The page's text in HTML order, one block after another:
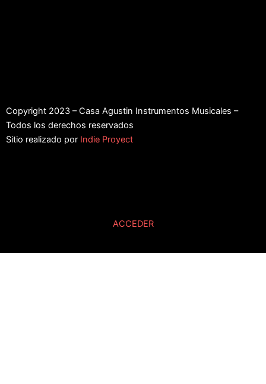
Copyright 2023 – Casa Agustin Instrumentos Musicales –
Todos los derechos reservados
Sitio realizado por Indie Proyect
ACCEDER